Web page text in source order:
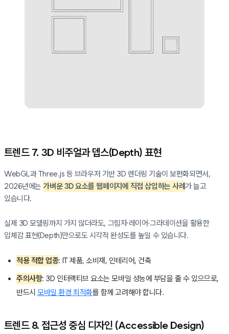
트렌드 7. 3D 비주얼과 뎁스(Depth) 표현
WebGL과 Three.js 등 브라우저 기반 3D 렌더링 기술이 보편화되면서,
2026년에는 가벼운 3D 요소를 웹페이지에 직접 삽입하는 사례가 늘고
있습니다.
실제 3D 모델링까지 가지 않더라도, 그림자·레이어·그라데이션을 활용한
입체감 표현(Depth)만으로도 시각적 완성도를 높일 수 있습니다.
적용 적합 업종: IT 제품, 소비재, 인테리어, 건축
주의사항: 3D 인터랙티브 요소는 모바일 성능에 부담을 줄 수 있으므로,
반드시모바일 환경 최적화를 함께 고려해야 합니다.
트렌드 8. 접근성 중심 디자인 (Accessible Design)